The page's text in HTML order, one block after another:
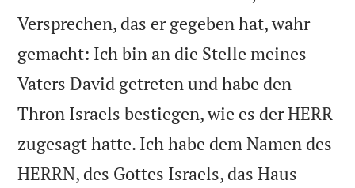
Versprechen, das er gegeben hat, wahr
gemacht: Ich bin an die Stelle meines
Vaters David getreten und habe den
Thron Israels bestiegen, wie es der HERR
zugesagt hatte. Ich habe dem Namen des
HERRN, des Gottes Israels, das Haus